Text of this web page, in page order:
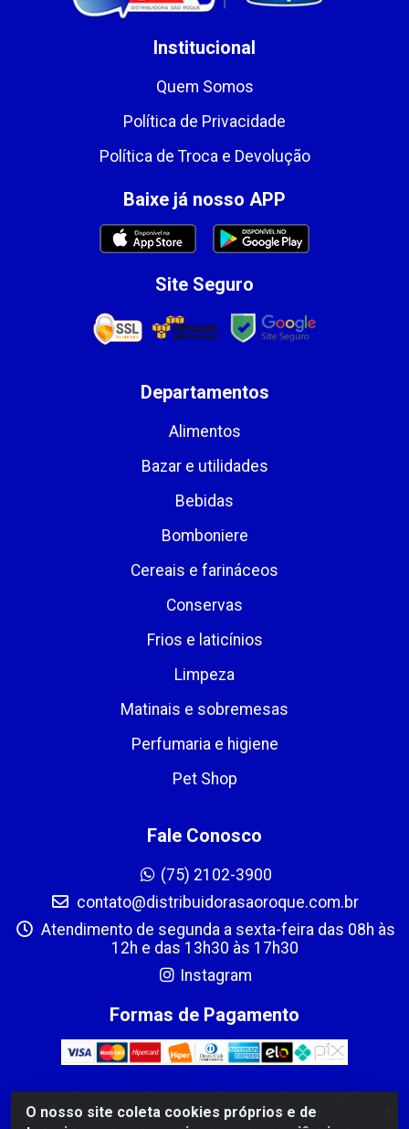
O nosso site coleta cookies próprios e de
Institucional
Quem Somos
Política de Privacidade
Política de Troca e Devolução
Baixe já nosso APP
Site Seguro
Departamentos
Alimentos
Bazar e utilidades
Bebidas
Bomboniere
Cereais e farináceos
Conservas
Frios e laticínios
Limpeza
Matinais e sobremesas
Perfumaria e higiene
Pet Shop
Fale Conosco
(75) 2102-3900
contato@distribuidorasaoroque.com.br
Atendimento de segunda a sexta-feira das 08h às
12h e das 13h30 às 17h30
Instagram
Formas de Pagamento
DIST DE PROD ALIM SÃO ROQUE LTDA - AVENIDA PROBAHIA,